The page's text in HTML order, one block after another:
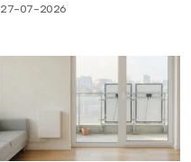
27-07-2026